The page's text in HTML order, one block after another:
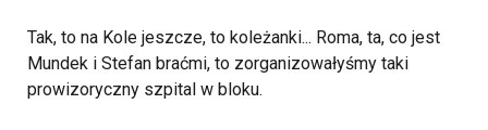
Tak, to na Kole jeszcze, to koleżanki... Roma, ta, co jest
Mundek i Stefan braćmi, to zorganizowałyśmy taki
prowizoryczny szpital w bloku.